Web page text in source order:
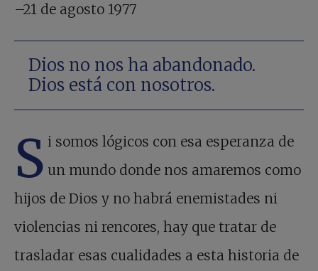
–21 de agosto 1977
Dios no nos ha abandonado.
Dios está con nosotros.
S i somos lógicos con esa esperanza de
un mundo donde nos amaremos como
hijos de Dios y no habrá enemistades ni
violencias ni rencores, hay que tratar de
trasladar esas cualidades a esta historia de